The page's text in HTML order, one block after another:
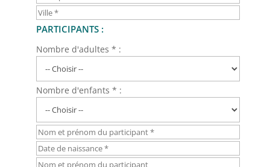
PARTICIPANTS :
Nombre d'adultes * :
Nombre d'enfants * :